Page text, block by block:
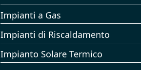
Impianti a Gas
Impianti di Riscaldamento
Impianto Solare Termico